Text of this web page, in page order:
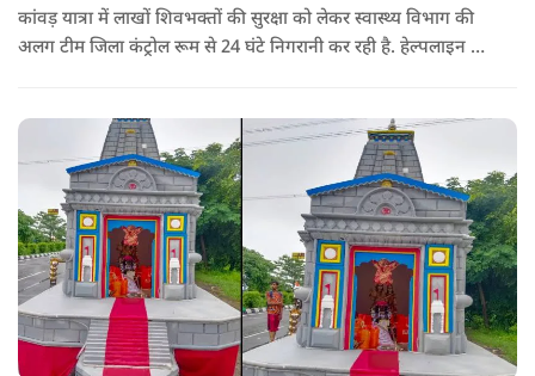
कांवड़ यात्रा में लाखों शिवभक्तों की सुरक्षा को लेकर स्वास्थ्य विभाग की
अलग टीम जिला कंट्रोल रूम से 24 घंटे निगरानी कर रही है. हेल्पलाइन पर